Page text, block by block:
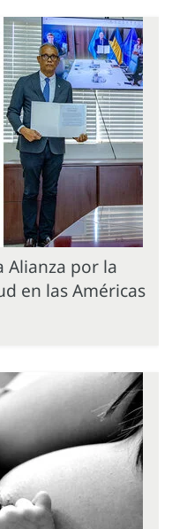
Alianza por la
en las Américas